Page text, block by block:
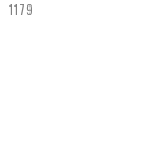
1179